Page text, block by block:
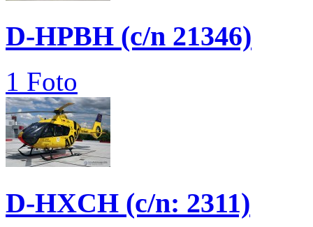
D-HPBH (c/n 21346)
1 Foto
D-HXCH (c/n: 2311)